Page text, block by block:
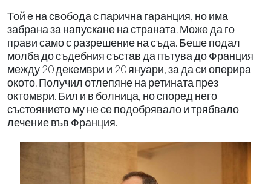
Той е на свобода с парична гаранция, но има
забрана за напускане на страната. Може да го
прави само с разрешение на съда. Беше подал
молба до съдебния състав да пътува до Франция
между 20 декември и 20 януари, за да си оперира
окото. Получил отлепяне на ретината през
октомври. Бил и в болница, но според него
състоянието му не се подобрявало и трябвало
лечение във Франция.